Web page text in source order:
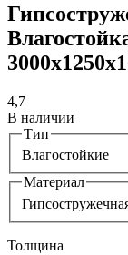
4,7
В наличии
Тип
Влагостойкие
Материал
Толщина